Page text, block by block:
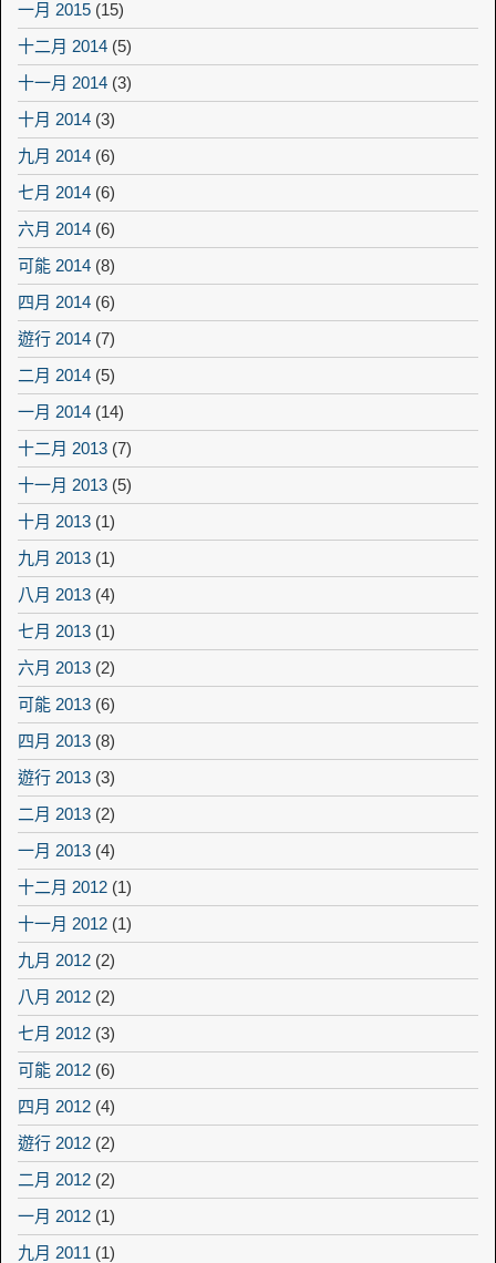
一月 2015 (15)
十二月 2014 (5)
十一月 2014 (3)
十月 2014 (3)
九月 2014 (6)
七月 2014 (6)
六月 2014 (6)
可能 2014 (8)
四月 2014 (6)
遊行 2014 (7)
二月 2014 (5)
一月 2014 (14)
十二月 2013 (7)
十一月 2013 (5)
十月 2013 (1)
九月 2013 (1)
八月 2013 (4)
七月 2013 (1)
六月 2013 (2)
可能 2013 (6)
四月 2013 (8)
遊行 2013 (3)
二月 2013 (2)
一月 2013 (4)
十二月 2012 (1)
十一月 2012 (1)
九月 2012 (2)
八月 2012 (2)
七月 2012 (3)
可能 2012 (6)
四月 2012 (4)
遊行 2012 (2)
二月 2012 (2)
一月 2012 (1)
九月 2011 (1)